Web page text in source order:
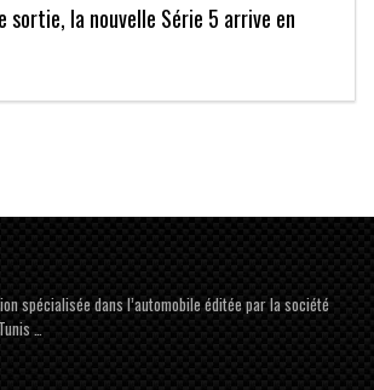
sortie, la nouvelle Série 5 arrive en
spécialisée dans l’automobile éditée par la société
…